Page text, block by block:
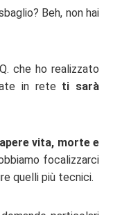
Beh, non hai
che ho realizzato
in rete ti sarà
vita, morte e
focalizzarci
quelli più tecnici.